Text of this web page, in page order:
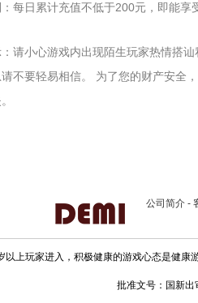
每日累计充值不低于200元，即能
请小心游戏内出现陌生玩家热情搭
不要轻易相信。 为了您的财产安全
公司简介 -
以上玩家进入，积极健康的游戏心态是健
批准文号：国新